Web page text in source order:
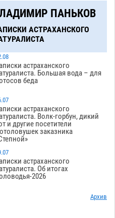
ПАНЬКОВ
АСТРАХАНСКОГО
астраханского
Большая вода – для
беда
астраханского
Волк-горбун, дикий
и другие посетители
заказника
астраханского
Об итогах
2026
Архив